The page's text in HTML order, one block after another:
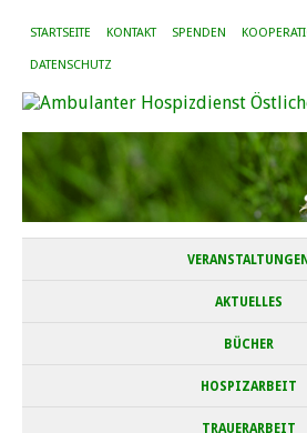
STARTSEITE KONTAKT SPENDEN
DATENSCHUTZ
VERANSTALTUNGEN
AKTUELLES
BÜCHER
HOSPIZARBEIT
TRAUERARBEIT